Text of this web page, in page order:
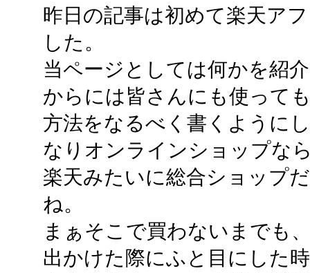
昨日の記事は初めて楽天ア
した。
当ページとしては何かを紹
からには皆さんにも使って
方法をなるべく書くように
なりオンラインショップな
楽天みたいに総合ショップ
ね。
まぁそこで買わないまでも
出かけた際にふと目にした